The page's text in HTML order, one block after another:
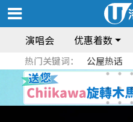
演唱会 优惠着数
热门关键词： 公屋热话